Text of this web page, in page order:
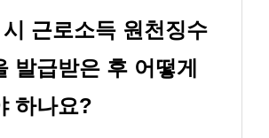
근로소득 원천징수
발급받은 후 어떻게
하나요?